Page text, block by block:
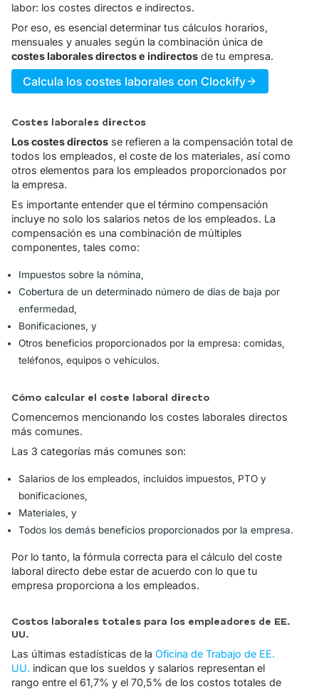
labor: los costes directos e indirectos.
Por eso, es esencial determinar tus cálculos horarios,
mensuales y anuales según la combinación única de
costes laborales directos e indirectos de tu empresa.
Calcula los costes laborales con Clockify
Costes laborales directos
Los costes directos se refieren a la compensación total de
todos los empleados, el coste de los materiales, así como
otros elementos para los empleados proporcionados por
la empresa.
Es importante entender que el término compensación
incluye no solo los salarios netos de los empleados. La
compensación es una combinación de múltiples
componentes, tales como:
Impuestos sobre la nómina,
Cobertura de un determinado número de días de baja por
enfermedad,
Bonificaciones, y
Otros beneficios proporcionados por la empresa: comidas,
teléfonos, equipos o vehículos.
Cómo calcular el coste laboral directo
Comencemos mencionando los costes laborales directos
más comunes.
Las 3 categorías más comunes son:
Salarios de los empleados, incluidos impuestos, PTO y
bonificaciones,
Materiales, y
Todos los demás beneficios proporcionados por la empresa.
Por lo tanto, la fórmula correcta para el cálculo del coste
laboral directo debe estar de acuerdo con lo que tu
empresa proporciona a los empleados.
Costos laborales totales para los empleadores de EE.
UU.
Las últimas estadísticas de la Oficina de Trabajo de EE.
UU. indican que los sueldos y salarios representan el
rango entre el 61,7% y el 70,5% de los costos totales de